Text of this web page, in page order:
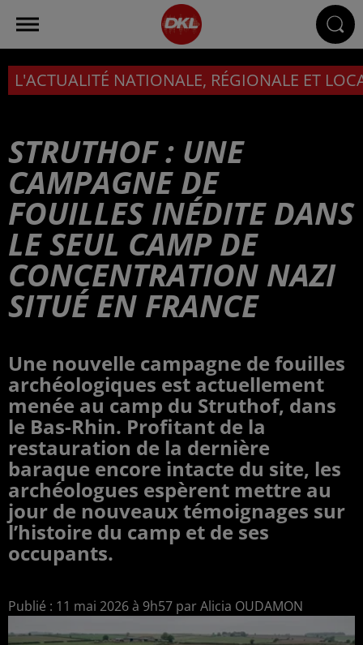
L'ACTUALITÉ NATIONALE, RÉGIONALE ET
STRUTHOF : UNE
CAMPAGNE DE
FOUILLES INÉDITE DANS
LE SEUL CAMP DE
CONCENTRATION NAZI
SITUÉ EN FRANCE
Une nouvelle campagne de fouilles
archéologiques est actuellement
menée au camp du Struthof, dans
le Bas-Rhin. Profitant de la
restauration de la dernière
baraque encore intacte du site, les
archéologues espèrent mettre au
jour de nouveaux témoignages sur
l’histoire du camp et de ses
occupants.
Publié : 11 mai 2026 à 9h57 par Alicia OUDAMON